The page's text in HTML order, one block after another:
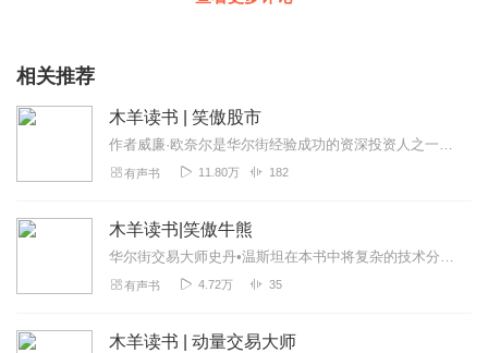
相关推荐
木羊读书 | 笑傲股市
作者威廉·欧奈尔是华尔街经验成功的资深投资人之一，他21岁白手起家，30岁就买下纽约证券交易所的席次。欧奈尔在这本书中总结了他的选股模式CANSLIM，每一个...
有声书 11.80万 182
木羊读书|笑傲牛熊
华尔街交易大师史丹•温斯坦在本书中将复杂的技术分析简化为简单易行的操作系统，独创了阶段分析法。他将股价走势划分为四个阶段，指导读者在最简单的均线系统基础上把握股...
有声书 4.72万 35
木羊读书 | 动量交易大师